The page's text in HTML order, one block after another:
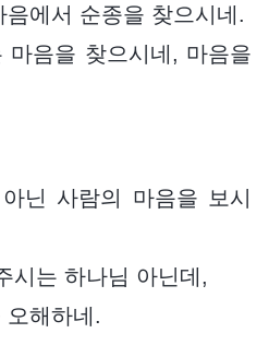
에서 순종을 찾으시네.
마음을 찾으시네, 마음을
닌 사람의 마음을 보시
시는 하나님 아닌데,
오해하네.